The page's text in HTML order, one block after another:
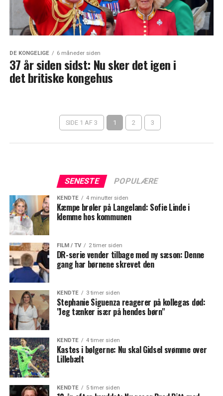
DE KONGELIGE 6 måneder siden
37 år siden sidst: Nu sker det igen i
det britiske kongehus
SIDE 1 AF 3 1 2 3
SENESTE POPULÆRE
KENDTE 4 minutter siden
Kæmpe brøler på Langeland: Sofie Linde i
klemme hos kommunen
FILM / TV 2 timer siden
DR-serie vender tilbage med ny sæson: Denne
gang har børnene skrevet den
KENDTE 3 timer siden
Stephanie Siguenza reagerer på kollegas død:
"Jeg tænker især på hendes børn"
KENDTE 4 timer siden
Kastes i bølgerne: Nu skal Gidsel svømme over
Lillebælt
KENDTE 5 timer siden